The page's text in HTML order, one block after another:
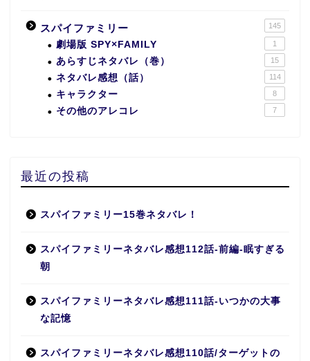
スパイファミリー 145
劇場版 SPY×FAMILY 1
あらすじネタバレ（巻） 15
ネタバレ感想（話） 114
キャラクター 8
その他のアレコレ 7
最近の投稿
スパイファミリー15巻ネタバレ！
スパイファミリーネタバレ感想112話-前編-眠すぎる
朝
スパイファミリーネタバレ感想111話-いつかの大事
な記憶
スパイファミリーネタバレ感想110話/ターゲットの